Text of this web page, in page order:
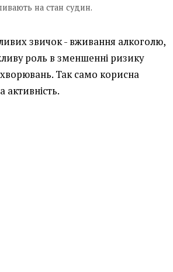
на стан судин.
звичок - вживання алкоголю,
роль в зменшенні ризику
Так само корисна
активність.